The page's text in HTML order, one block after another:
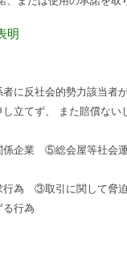
明
に反社会的勢力該当
立てず、 また賠償な
⑤総会屋等社会運
③取引に関して脅迫
行為